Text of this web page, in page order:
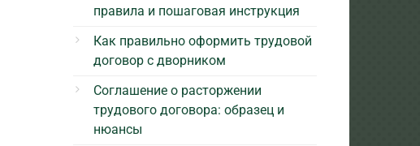
правила и пошаговая инструкция
Как правильно оформить трудовой
договор с дворником
Соглашение о расторжении
трудового договора: образец и
нюансы